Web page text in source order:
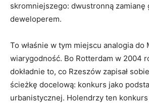
skromniejszego: dwustronną zamianę
deweloperem.
To właśnie w tym miejscu analogia do
wiarygodność. Bo Rotterdam w 2004
dokładnie to, co Rzeszów zapisał
ścieżkę docelową: konkurs jako
urbanistycznej. Holendrzy ten konkurs